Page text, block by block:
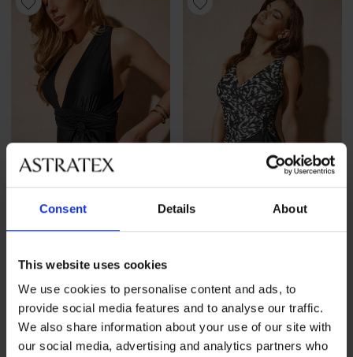
Consent Details About
This website uses cookies
We use cookies to personalise content and ads, to
provide social media features and to analyse our traffic.
We also share information about your use of our site with
our social media, advertising and analytics partners who
-70%
-20 % SUN20
Ολόσωμο μαγιό Junglow 3
Έκπτωση
20,10 € Αρχική τιμή
66,99 €
16,08 €κωδικόςSUN20
-40%
-20 % SUN20
61,91 €κωδικόςSUN20
ΠΕΡΙΟΡΙΣΜΕΝΑ